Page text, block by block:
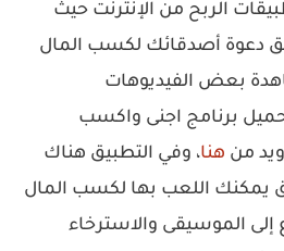
الربح من الإنترنت حيث
دعوة أصدقائك لكسب المال
بعض الفيديوهات
برنامج اجنى واكسب
من هنا، وفي التطبيق هناك
يمكنك اللعب بها لكسب المال
الموسيقى والاسترخاء